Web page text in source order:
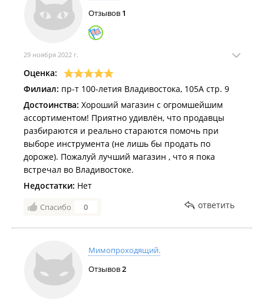
Отзывов 1
29 ноября 2022 г.
Оценка:
Филиал: пр-т 100-летия Владивостока, 105А стр. 9
Достоинства: Хороший магазин с огромшейшим
ассортиментом! Приятно удивлён, что продавцы
разбираются и реально стараются помочь при
выборе инструмента (не лишь бы продать по
дороже). Пожалуй лучший магазин , что я пока
встречал во Владивостоке.
Недостатки: Нет
Спасибо 0 ответить
Мимопроходящий.
Отзывов2